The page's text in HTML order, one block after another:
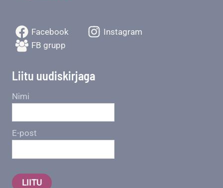
Facebook
Instagram
FB grupp
Liitu uudiskirjaga
Nimi
E-post
LIITU